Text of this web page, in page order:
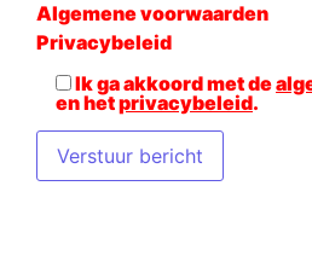
Algemene voorwaarden
Privacybeleid
Ik ga akkoord met de
en hetprivacybeleid.